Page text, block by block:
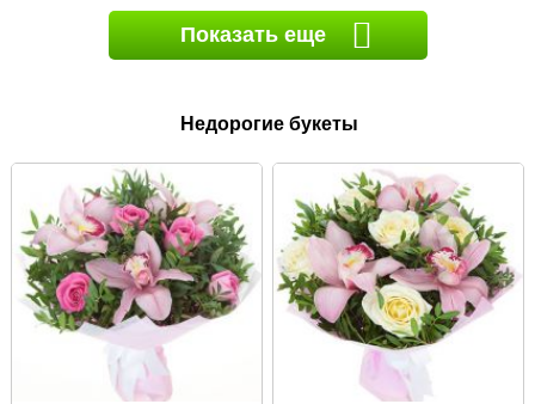
Показать еще
Недорогие букеты